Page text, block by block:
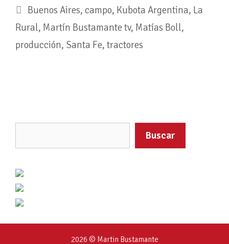
Buenos Aires,campo, Kubota Argentina, La
Rural, Martín Bustamante tv, Matías Boll,
producción, Santa Fe, tractores
Buscar
2026 © Martin Bustamante